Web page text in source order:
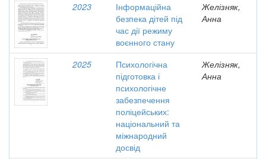
2023
Інформаційна
безпека дітей під
час дії режиму
воєнного стану
Желізняк,
Анна
2025
Психологічна
підготовка і
психологічне
забезпечення
поліцейських:
національний та
міжнародний
досвід
Желізняк,
Анна